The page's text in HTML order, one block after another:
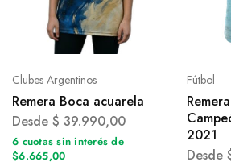
Clubes Argentinos
Remera Boca acuarela
Desde $ 39.990,00
6 cuotas sin interés de
$6.665,00
Fútbol
2021
Desde